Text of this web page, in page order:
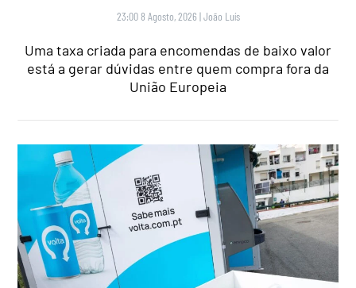
23:00 8 Agosto, 2026 |João Luís
Uma taxa criada para encomendas de baixo valor
está a gerar dúvidas entre quem compra fora da
União Europeia